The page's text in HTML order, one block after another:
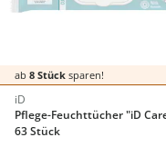
ab 8 Stück sparen!
iD
Pflege-Feuchttücher "iD
63 Stück